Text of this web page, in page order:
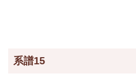
系譜15